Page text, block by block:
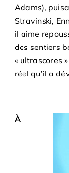
Adams),
Stravinski,
il aime
des sentiers
« ultrascores
réel qu’il a
À